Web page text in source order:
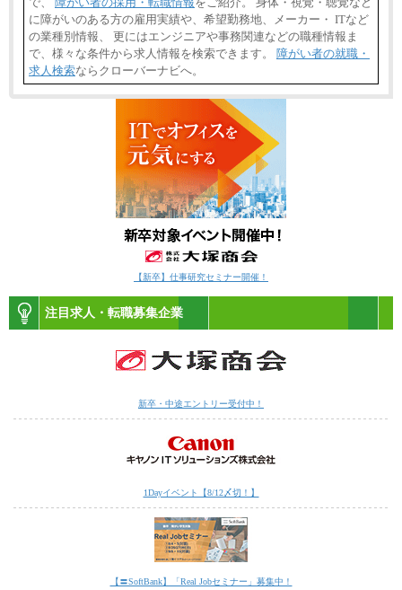
に障がいのある方の雇用実績や、希望勤務地、メーカー・ ITなど
の業種別情報、 更にはエンジニアや事務関連などの職種情報ま
で、様々な条件から求人情報を検索できます。 障がい者の就職・
求人検索ならクローバーナビへ。
【新卒】仕事研究セミナー開催！
注目求人・転職募集企業
新卒・中途エントリー受付中！
1Dayイベント【8/12〆切！】
【〓SoftBank】「Real Jobセミナー」募集中！